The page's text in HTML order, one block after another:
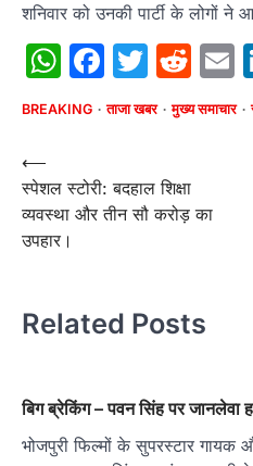
शनिवार को उनकी पार्टी के लोगों ने
WhatsApp
BREAKING ताजा खबर मुख्य समाचार
Post
navigation
⟵
स्पेशल स्टोरी: बदहाल शिक्षा
व्यवस्था और तीन सौ करोड़ का
उपहार।
Related Posts
बिग ब्रेकिंग – पवन सिंह पर जानलेवा
भोजपुरी फिल्मों के सुपरस्टार गायक